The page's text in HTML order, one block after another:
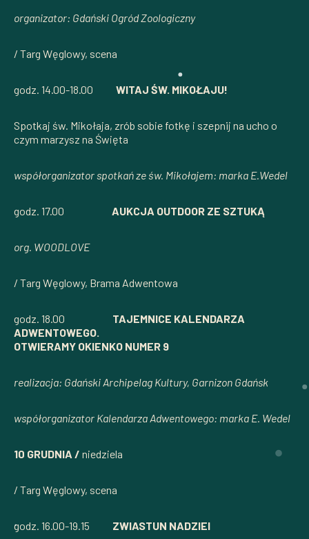
organizator: Gdański Ogród Zoologiczny
/ Targ Węglowy, scena
godz. 14.00-18.00 WITAJ ŚW. MIKOŁAJU!
Spotkaj św. Mikołaja, zrób sobie fotkę i szepnij na ucho o
czym marzysz na Święta
współorganizator spotkań ze św. Mikołajem: marka E.Wedel
godz. 17.00 AUKCJA OUTDOOR ZE SZTUKĄ
org. WOODLOVE
/ Targ Węglowy, Brama Adwentowa
godz. 18.00 TAJEMNICE KALENDARZA
ADWENTOWEGO.
OTWIERAMY OKIENKO NUMER 9
realizacja: Gdański Archipelag Kultury, Garnizon Gdańsk
współorganizator Kalendarza Adwentowego: marka E. Wedel
10 GRUDNIA / niedziela
/ Targ Węglowy, scena
godz. 16.00-19.15 ZWIASTUN NADZIEI